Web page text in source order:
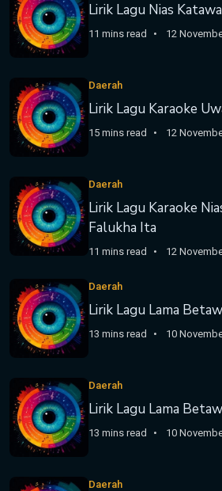
Lirik Lagu Nias
11 mins read 12
Daerah
Lirik Lagu Karaoke
15 mins read 12
Daerah
Lirik Lagu Karaoke
Falukha Ita
11 mins read 12
Daerah
Lirik Lagu Lama
13 mins read 10
Daerah
Lirik Lagu Lama
13 mins read 10
Daerah